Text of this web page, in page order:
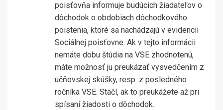
poisťovňa informuje budúcich žiadateľov o
dôchodok o obdobiach dôchodkového
poistenia, ktoré sa nachádzajú v evidencii
Sociálnej poisťovne. Ak v tejto informácii
nemáte dobu štúdia na VSE zhodnotenú,
máte možnosť ju preukázať vysvedčením z
učňovskej skúšky, resp. z posledného
ročníka VSE. Stačí, ak to preukážete až pri
spísaní žiadosti o dôchodok.